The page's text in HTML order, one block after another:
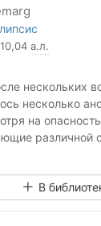
а.л.
нескольких
несколько
на
различной
поиском
известный
В